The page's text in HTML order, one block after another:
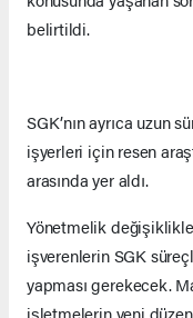
belirtildi.
SGK’nın ayrıca uzun
işyerleri için resen
arasında yer aldı.
Yönetmelik
işverenlerin SGK
yapması gerekecek.